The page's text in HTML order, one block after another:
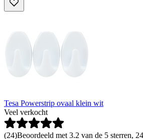
Tesa Powerstrip ovaal klein wit
Veel verkocht
(24)Beoordeeld met 3.2 van de 5 sterren,